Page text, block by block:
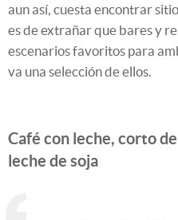
aun así, cuesta encontrar
es de extrañar que bares y
escenarios favoritos para
va una selección de ellos.
Café con leche, corto
leche de soja